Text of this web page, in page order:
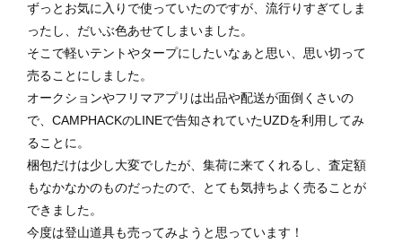
ずっとお気に入りで使っていたのですが、流行りすぎてしま
ったし、だいぶ色あせてしまいました。
そこで軽いテントやタープにしたいなぁと思い、思い切って
売ることにしました。
オークションやフリマアプリは出品や配送が面倒くさいの
で、CAMPHACKのLINEで告知されていたUZDを利用してみ
ることに。
梱包だけは少し大変でしたが、集荷に来てくれるし、査定額
もなかなかのものだったので、とても気持ちよく売ることが
できました。
今度は登山道具も売ってみようと思っています！